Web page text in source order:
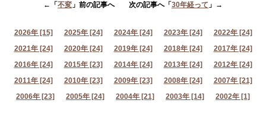
←「 不変 」前の記事へ 次の記事へ「 30年経って 」→
2026年 [15] 2025年 [24] 2024年 [24] 2023年 [24]
2022年 [24]
2021年 [24]
2020年 [24] 2019年 [24] 2018年 [24]
2017年 [24]
2016年 [24]
2015年 [23] 2014年 [24] 2013年 [24]
2012年 [24]
2011年 [24]
2010年 [23] 2009年 [23] 2008年 [24]
2007年 [21]
2006年 [23]
2005年 [24] 2004年 [21] 2003年 [14] 2002年 [1]